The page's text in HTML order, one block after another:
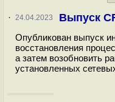
· 24.04.2023 Выпуск
Опубликован выпуск
восстановления
а затем возобновить
установленных